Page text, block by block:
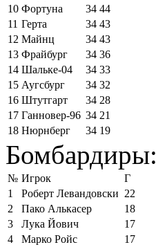
10 Фортуна 34 44
11 Герта 34 43
12 Майнц 34 43
13 Фрайбург 34 36
14 Шальке-04 34 33
15 Аугсбург 34 32
16 Штутгарт 34 28
17 Ганновер-96 34 21
18 Нюрнберг 34 19
Бомбардиры:
№ Игрок
Г
1
Роберт Левандовски 22
2
Пако Алькасер
18
3
Лука Йович
17
4
Марко Ройс
17